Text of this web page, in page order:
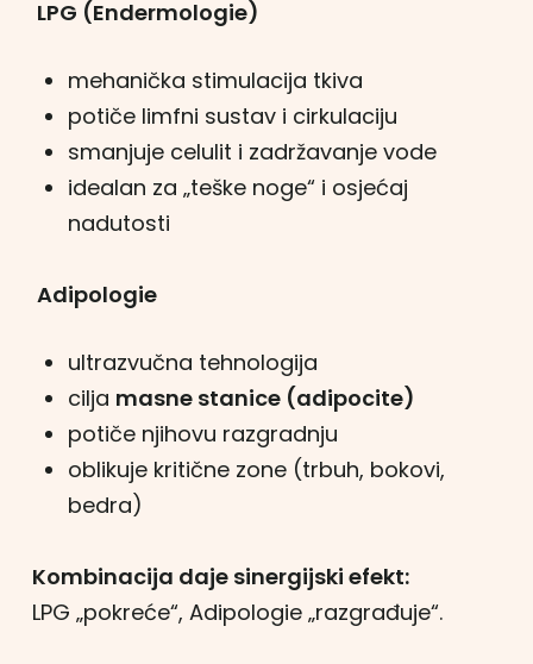
LPG (Endermologie)
mehanička stimulacija tkiva
potiče limfni sustav i cirkulaciju
smanjuje celulit i zadržavanje vode
idealan za „teške noge“ i osjećaj
nadutosti
Adipologie
ultrazvučna tehnologija
cilja masne stanice (adipocite)
potiče njihovu razgradnju
oblikuje kritične zone (trbuh, bokovi,
bedra)
Kombinacija daje sinergijski efekt:
LPG „pokreće“, Adipologie „razgrađuje“.